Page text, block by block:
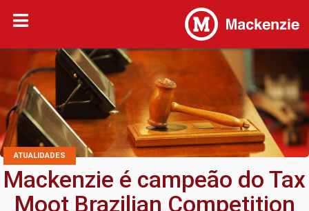
ATUALIDADES
Mackenzie é campeão do Tax
Moot Brazilian Competition